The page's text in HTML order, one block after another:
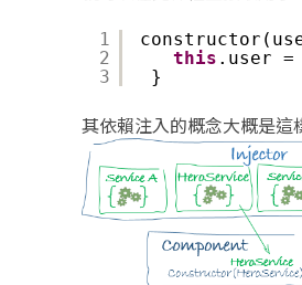
1
2
3
this .user =
}
其依賴注入的概念大概是這